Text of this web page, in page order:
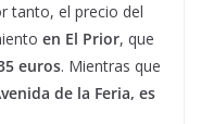
tanto, el precio del
en El Prior, que
euros. Mientras que
de la Feria, es